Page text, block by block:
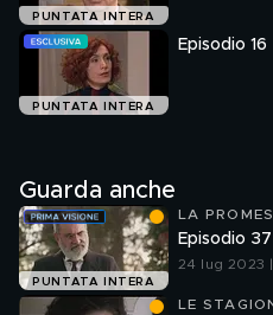
PUNTATA INTERA
PUNTATA INTERA
Episodio 16
Guarda anche
PUNTATA INTERA
LA
Episodio 37
24 lug 2023
LE